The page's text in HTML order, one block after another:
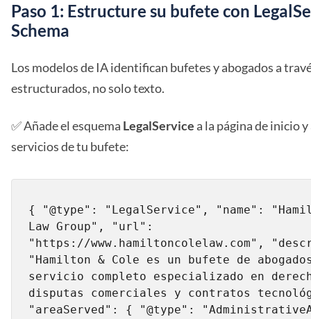
Paso 1: Estructure su bufete con
Schema
Los modelos de IA identifican bufetes y abogados a
estructurados, no solo texto.
✅ Añade el esquema LegalService a la página de inicio
servicios de tu bufete:
{ "@type": "LegalService", "name":
Law Group", "url":
"https://www.hamiltoncolelaw.com",
"Hamilton & Cole es un bufete de
servicio completo especializado en
disputas comerciales y contratos
"areaServed": { "@type":